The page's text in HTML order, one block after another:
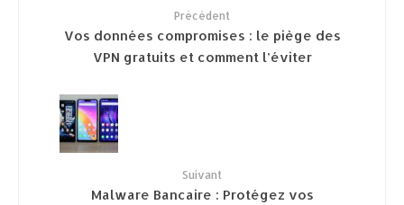
Précédent
Vos données compromises : le piège des
VPN gratuits et comment l’éviter
Suivant
Malware Bancaire : Protégez vos